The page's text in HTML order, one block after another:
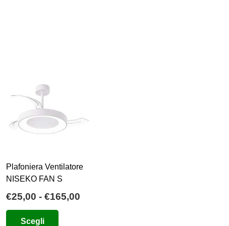
Plafoniera Ventilatore
NISEKO FAN S
€25,00 - €165,00Fascia
Scegli